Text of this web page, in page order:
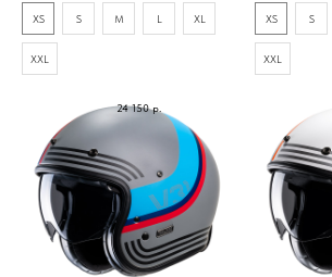
24 150 р.
XS S M L XL
XXL
XS S
XXL